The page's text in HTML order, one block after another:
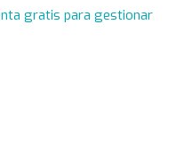
gratis para gestionar